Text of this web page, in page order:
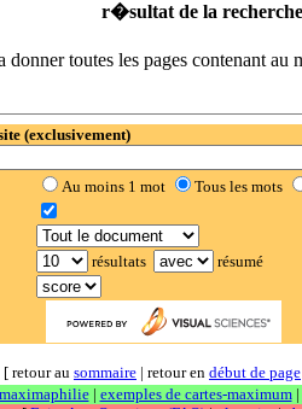
r�sultat de la
donner toutes les pages contenant
(exclusivement)
Au moins 1 mot Tous les mots
résultats
résumé
[ retour au sommaire | retour en début de page
| exemples de cartes-maximum|